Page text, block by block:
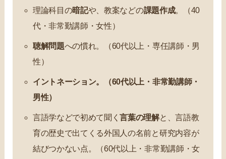
理論科目の暗記や、教案などの課題作成。（40
代・非常勤講師・女性）
聴解問題への慣れ。（60代以上・専任講師・男
性）
イントネーション。（60代以上・非常勤講師・
男性）
言語学などで初めて聞く言葉の理解と、言語教
育の歴史で出てくる外国人の名前と研究内容が
結びつかない点。（60代以上・非常勤講師・女